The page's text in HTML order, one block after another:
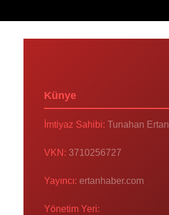
Künye
İmtiyaz Sahibi: Tunahan Ertan
VKN: 3710256727
Yayıncı: ertanhaber.com
Yönetim Yeri: